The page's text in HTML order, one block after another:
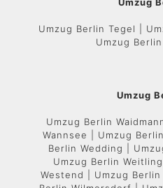
Umzug Berlin Tegel |
Umzug
Umzug
Umzug Berlin
Wannsee | Umzug
Berlin Wedding |
Umzug Berlin
Westend | Umzug